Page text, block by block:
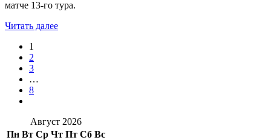
матче 13-го тура.
Читать далее
1
2
3
…
8
Август 2026
Пн Вт Ср Чт Пт Сб Вс